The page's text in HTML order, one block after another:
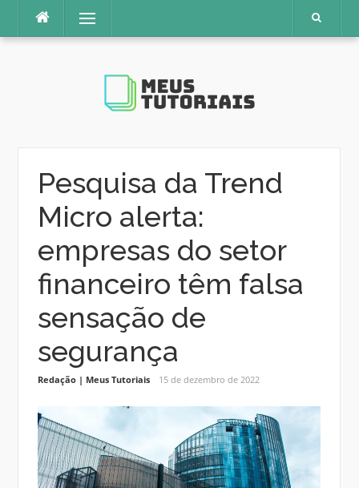
o
Menu
Pesquisa da Trend
Micro alerta:
empresas do setor
financeiro têm falsa
sensação de
segurança
Redação | Meus Tutoriais 15 de dezembro de 2022